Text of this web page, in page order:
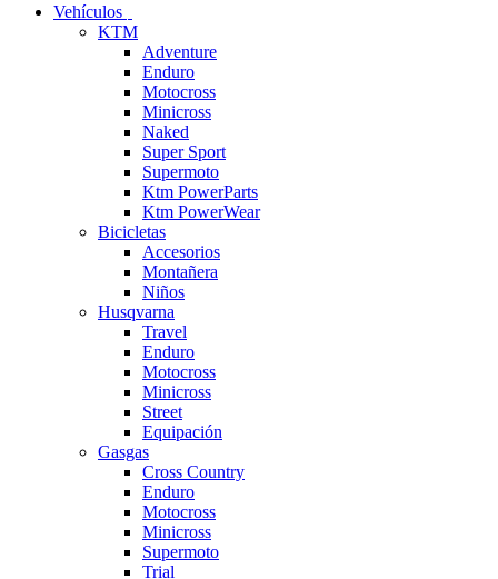
Vehículos
KTM
Adventure
Enduro
Motocross
Minicross
Naked
Super Sport
Supermoto
Ktm PowerParts
Ktm PowerWear
Bicicletas
Accesorios
Montañera
Niños
Husqvarna
Travel
Enduro
Motocross
Minicross
Street
Equipación
Gasgas
Cross Country
Enduro
Motocross
Minicross
Supermoto
Trial